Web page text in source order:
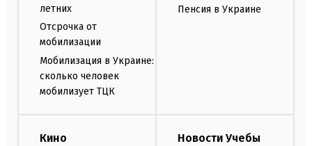
летних
Отсрочка от
мобилизации
Мобилизация в Украине:
сколько человек
мобилизует ТЦК
Пенсия в Украине
Кино Новости Учебы